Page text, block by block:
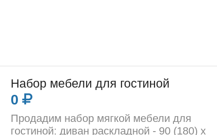
Набор мебели для гостиной
0
Продадим набор мягкой мебели для
гостиной: диван раскладной - 90 (180) х